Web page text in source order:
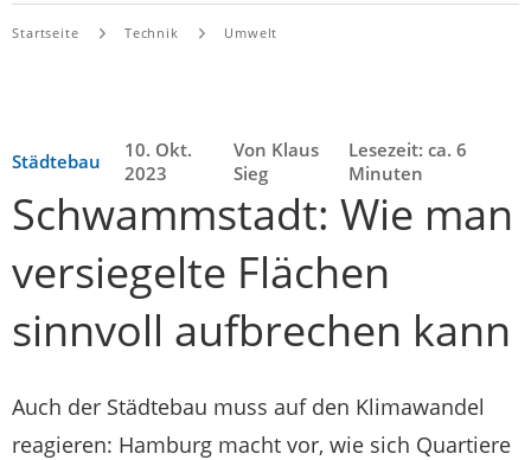
Sie
Sie
Startseite Technik Umwelt
Städtebau
10. Okt.
2023
Von Klaus
Sieg
Lesezeit: ca. 6
Minuten
Schwammstadt: Wie man
versiegelte Flächen
sinnvoll aufbrechen kann
Auch der Städtebau muss auf den Klimawandel
reagieren: Hamburg macht vor, wie sich Quartiere